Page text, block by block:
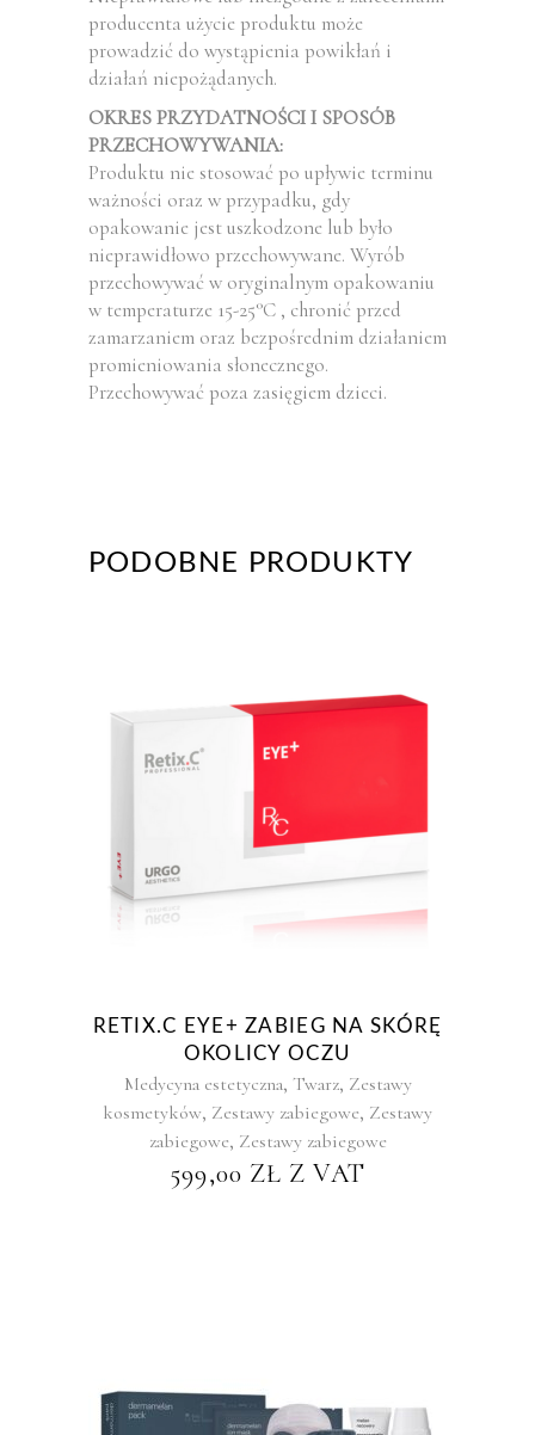
producenta użycie produktu może
prowadzić do wystąpienia powikłań i
działań niepożądanych.
OKRES PRZYDATNOŚCI I SPOSÓB
PRZECHOWYWANIA:
Produktu nie stosować po upływie terminu
ważności oraz w przypadku, gdy
opakowanie jest uszkodzone lub było
nieprawidłowo przechowywane. Wyrób
przechowywać w oryginalnym opakowaniu
w temperaturze 15-25°C , chronić przed
zamarzaniem oraz bezpośrednim działaniem
promieniowania słonecznego.
Przechowywać poza zasięgiem dzieci.
PODOBNE PRODUKTY
RETIX.C EYE+ ZABIEG NA SKÓRĘ
OKOLICY OCZU
Medycyna estetyczna, Twarz, Zestawy
kosmetyków, Zestawy zabiegowe, Zestawy
zabiegowe, Zestawy zabiegowe
599,00 ZŁ Z VAT